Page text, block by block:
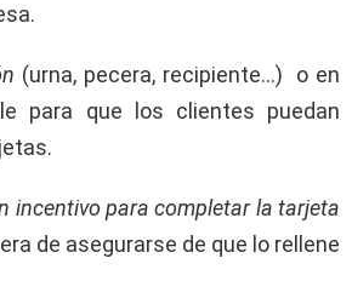
(urna, pecera, recipiente…) o en
para que los clientes puedan
incentivo para completar la tarjeta
de asegurarse de que lo rellene